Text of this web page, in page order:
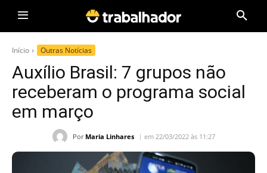
Início Outras Notícias
Auxílio Brasil: 7 grupos não
receberam o programa social
em março
Por Maria Linhares em 22/03/2022 às 11:27